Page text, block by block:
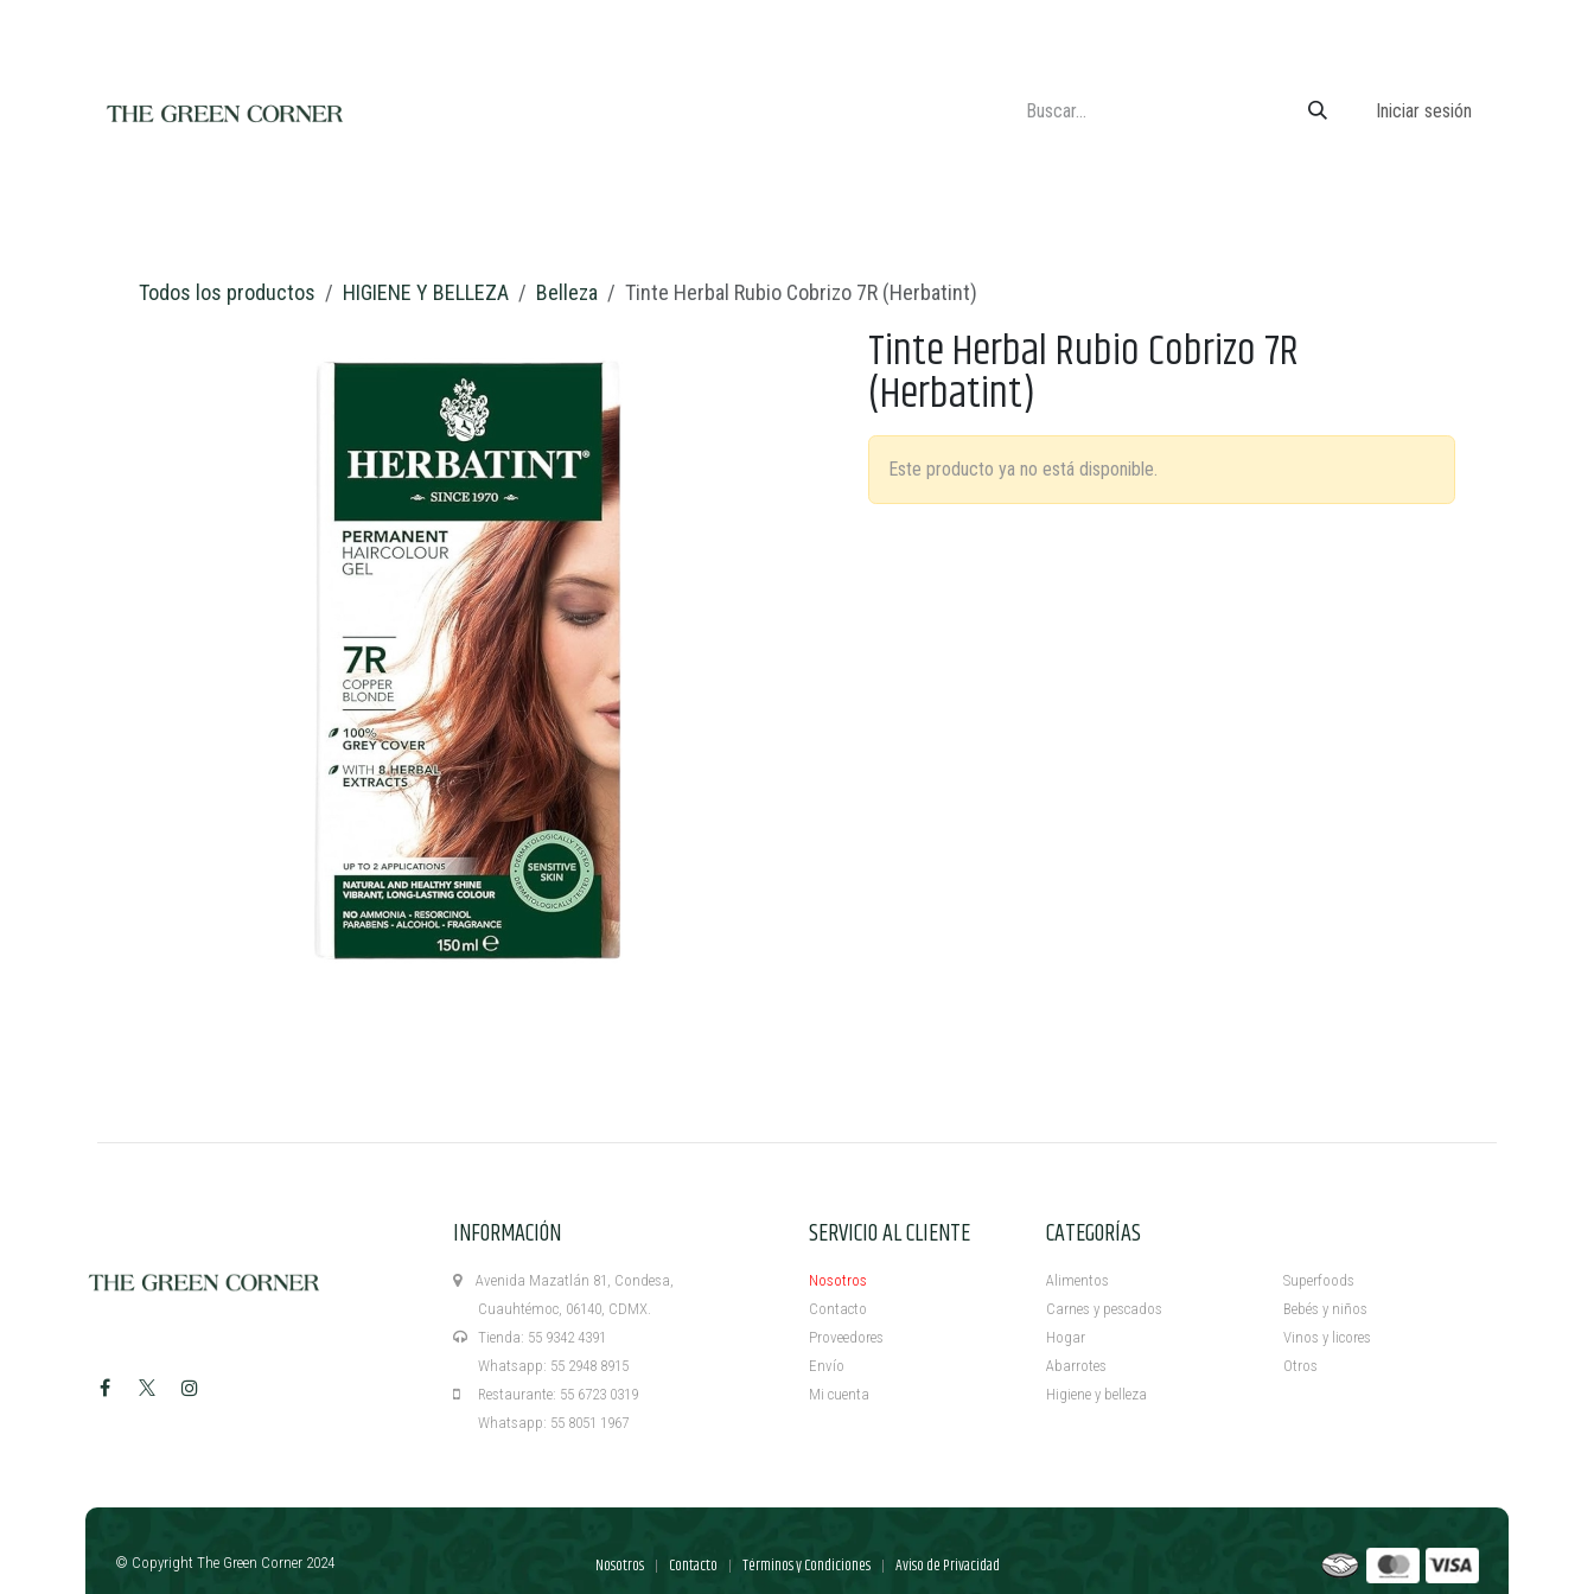
Iniciar sesión
Todos los productos HIGIENE Y BELLEZA Belleza Tinte Herbal Rubio Cobrizo 7R (Herbatint)
Tinte Herbal Rubio Cobrizo 7R
(Herbatint)
Este producto ya no está disponible.
INFORMACIÓN
Avenida Mazatlán 81, Condesa,
Cuauhtémoc, 06140, CDMX.
Tienda: 55 9342 4391
Whatsapp: 55 2948 8915
Restaurante: 55 6723 0319
Whatsapp: 55 8051 1967
SERVICIO AL CLIENTE
Nosotros
Contacto
Proveedores
Envío
Mi cuenta ​
CATEGORÍAS
Alimentos
Carnes y pescados
Hogar
Abarrotes
Higiene y belleza
Superfoods
Bebés y niños
Vinos y licores
Otros
Nosotros | Contacto | Términos y Condiciones | Aviso de Privacidad
© Copyright The Green Corner 2024